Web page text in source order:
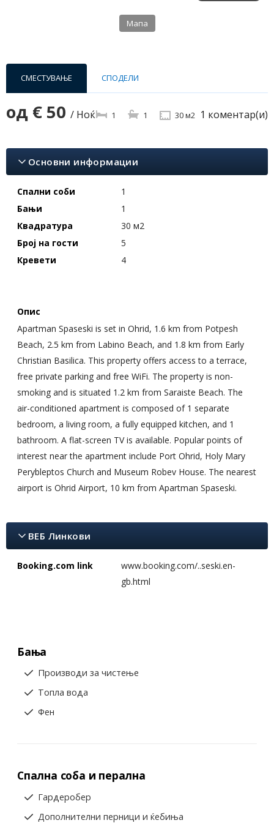
Мапа
СМЕСТУВАЊЕ СПОДЕЛИ
од € 50 / Ноќ 1 1 30 м2 1 коментар(и)
Основни информации
Спални соби
1
Бањи
1
Квадратура
30 м2
Број на гости
5
Кревети
4
Опис
Apartman Spaseski is set in Ohrid, 1.6 km from Potpesh
Beach, 2.5 km from Labino Beach, and 1.8 km from Early
Christian Basilica. This property offers access to a terrace,
free private parking and free WiFi. The property is non-
smoking and is situated 1.2 km from Saraiste Beach. The
air-conditioned apartment is composed of 1 separate
bedroom, a living room, a fully equipped kitchen, and 1
bathroom. A flat-screen TV is available. Popular points of
interest near the apartment include Port Ohrid, Holy Mary
Perybleptos Church and Museum Robev House. The nearest
airport is Ohrid Airport, 10 km from Apartman Spaseski.
ВЕБ Линкови
Booking.com link
www.booking.com/..seski.en-
gb.html
Бања
Производи за чистење
Топла вода
Фен
Спална соба и перална
Гардеробер
Дополнителни перници и ќебиња